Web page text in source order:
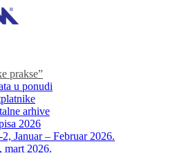
prakse”
u ponudi
arhive
2026
Januar – Februar 2026.
mart 2026.